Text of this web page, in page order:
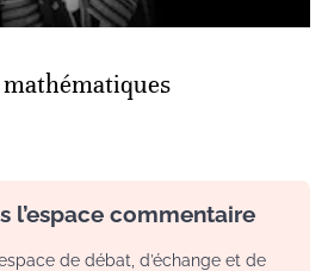
l’espace commentaire
de débat, d’échange et de